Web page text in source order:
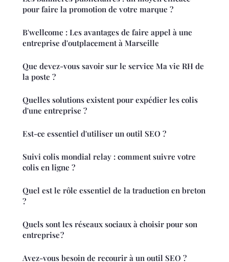
pour faire la promotion de votre marque ?
B'wellcome : Les avantages de faire appel à une
entreprise d'outplacement à Marseille
Que devez-vous savoir sur le service Ma vie RH de
la poste ?
Quelles solutions existent pour expédier les colis
d'une entreprise ?
Est-ce essentiel d'utiliser un outil SEO ?
Suivi colis mondial relay : comment suivre votre
colis en ligne ?
Quel est le rôle essentiel de la traduction en breton
?
Quels sont les réseaux sociaux à choisir pour son
entreprise ?
Avez-vous besoin de recourir à un outil SEO ?